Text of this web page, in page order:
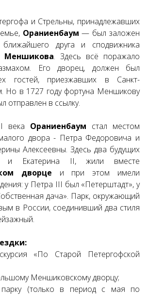
и Стрельны, принадлежавших
Ораниенбаум — был заложен
ближайшего друга и сподвижника
Меншикова. Здесь всё поражало
Его дворец, должен был
гостей, приезжавших в Санкт-
Но в 1727 году фортуна Меншикову
отправлен в ссылку.
века Ораниенбаум стал местом
двора - Петра Федоровича и
Алексеевны. Здесь два будущих
и Екатерина II, жили вместе
дворце и при этом имели
у Петра III был «Петерштадт», у
дача». Парк, окружающий
в России, соединивший два стиля
«По Старой Петергофской
Меншиковскому дворцу;
парку (только в период с мая по